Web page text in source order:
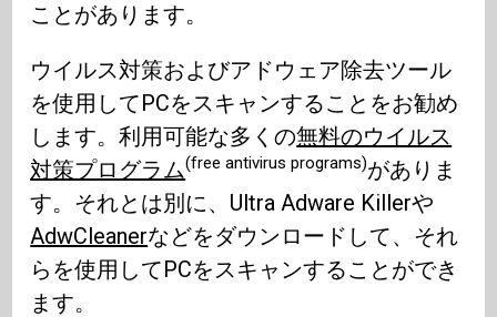
ことがあります。
ウイルス対策およびアドウェア除去ツール
を使用してPCをスキャンすることをお勧め
します。利用可能な多くの無料のウイルス
対策プログラム(free antivirus programs)がありま
す。それとは別に、Ultra Adware Killerや
AdwCleanerなどをダウンロードして、それ
らを使用してPCをスキャンすることができ
ます。